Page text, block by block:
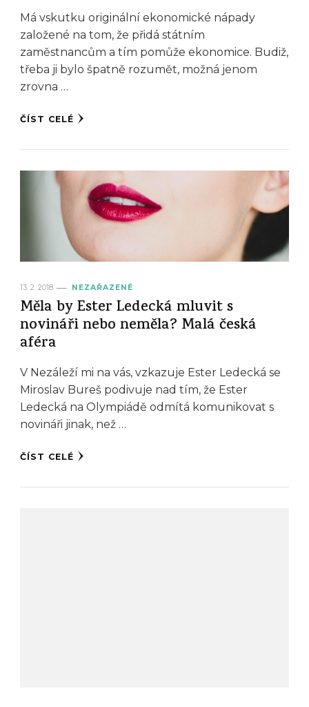
Má vskutku originální ekonomické nápady
založené na tom, že přidá státním
zaměstnancům a tím pomůže ekonomice. Budiž,
třeba ji bylo špatně rozumět, možná jenom
zrovna …
ČÍST CELÉ
13. 2. 2018 NEZAŘAZENÉ
Měla by Ester Ledecká mluvit s
novináři nebo neměla? Malá česká
aféra
V Nezáleží mi na vás, vzkazuje Ester Ledecká se
Miroslav Bureš podivuje nad tím, že Ester
Ledecká na Olympiádě odmítá komunikovat s
novináři jinak, než …
ČÍST CELÉ